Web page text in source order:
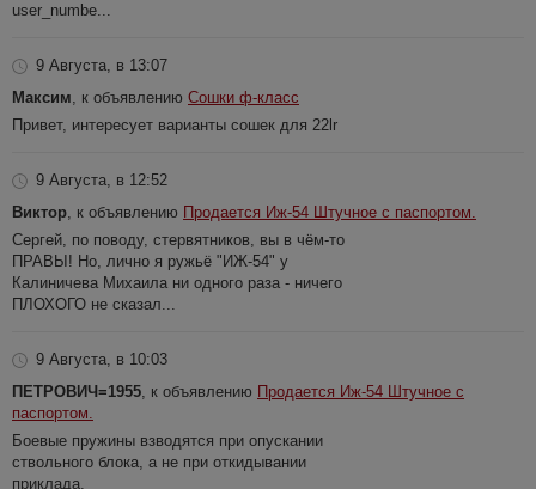
user_numbe...
9 Августа, в 13:07
Максим, к объявлению Сошки ф-класс
Привет, интересует варианты сошек для 22lr
9 Августа, в 12:52
Виктор, к объявлению Продается Иж-54 Штучное с паспортом.
Сергей, по поводу, стервятников, вы в чём-то
ПРАВЫ! Но, лично я ружьё "ИЖ-54" у
Калиничева Михаила ни одного раза - ничего
ПЛОХОГО не сказал...
9 Августа, в 10:03
ПЕТРОВИЧ=1955, к объявлению Продается Иж-54 Штучное с
паспортом.
Боевые пружины взводятся при опускании
ствольного блока, а не при откидывании
приклада.